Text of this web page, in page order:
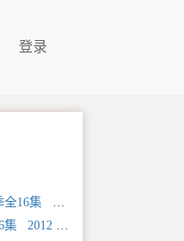
登录
探索类纪录片
秀&舞台类纪录片